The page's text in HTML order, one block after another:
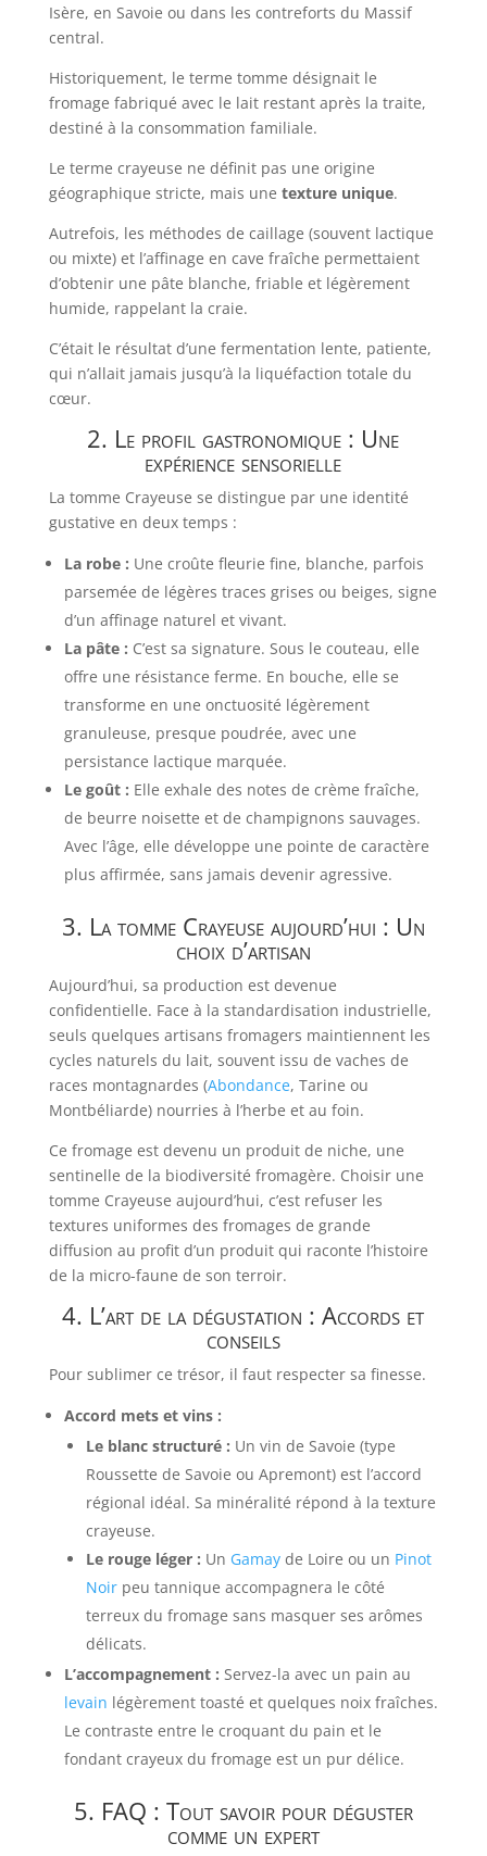
Isère, en Savoie ou dans les contreforts du Massif
central.
Historiquement, le terme tomme désignait le
fromage fabriqué avec le lait restant après la traite,
destiné à la consommation familiale.
Le terme crayeuse ne définit pas une origine
géographique stricte, mais une texture unique.
Autrefois, les méthodes de caillage (souvent lactique
ou mixte) et l’affinage en cave fraîche permettaient
d’obtenir une pâte blanche, friable et légèrement
humide, rappelant la craie.
C’était le résultat d’une fermentation lente, patiente,
qui n’allait jamais jusqu’à la liquéfaction totale du
cœur.
2. Le profil gastronomique : Une
expérience sensorielle
La tomme Crayeuse se distingue par une identité
gustative en deux temps :
La robe : Une croûte fleurie fine, blanche, parfois
parsemée de légères traces grises ou beiges, signe
d’un affinage naturel et vivant.
La pâte : C’est sa signature. Sous le couteau, elle
offre une résistance ferme. En bouche, elle se
transforme en une onctuosité légèrement
granuleuse, presque poudrée, avec une
persistance lactique marquée.
Le goût : Elle exhale des notes de crème fraîche,
de beurre noisette et de champignons sauvages.
Avec l’âge, elle développe une pointe de caractère
plus affirmée, sans jamais devenir agressive.
3. La tomme Crayeuse aujourd’hui : Un
choix d’artisan
Aujourd’hui, sa production est devenue
confidentielle. Face à la standardisation industrielle,
seuls quelques artisans fromagers maintiennent les
cycles naturels du lait, souvent issu de vaches de
races montagnardes (Abondance, Tarine ou
Montbéliarde) nourries à l’herbe et au foin.
Ce fromage est devenu un produit de niche, une
sentinelle de la biodiversité fromagère. Choisir une
tomme Crayeuse aujourd’hui, c’est refuser les
textures uniformes des fromages de grande
diffusion au profit d’un produit qui raconte l’histoire
de la micro-faune de son terroir.
4. L’art de la dégustation : Accords et
conseils
Pour sublimer ce trésor, il faut respecter sa finesse.
Accord mets et vins :
Le blanc structuré : Un vin de Savoie (type
Roussette de Savoie ou Apremont) est l’accord
régional idéal. Sa minéralité répond à la texture
crayeuse.
Le rouge léger : Un Gamayde Loire ou un Pinot
Noirpeu tannique accompagnera le côté
terreux du fromage sans masquer ses arômes
délicats.
L’accompagnement : Servez-la avec un pain au
levain légèrement toasté et quelques noix fraîches.
Le contraste entre le croquant du pain et le
fondant crayeux du fromage est un pur délice.
5. FAQ : Tout savoir pour déguster
comme un expert